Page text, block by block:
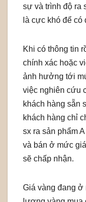
sự và trình độ ra
là cực khó để có
Khi có thông tin
chính xác hoặc
ảnh hưởng tới
việc nghiên cứu
khách hàng sẵn
khách hàng chỉ
sx ra sản phẩm
và bán ở mức
sẽ chấp nhận.
Giá vàng đang